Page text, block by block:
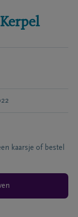
kaarsje of bestel